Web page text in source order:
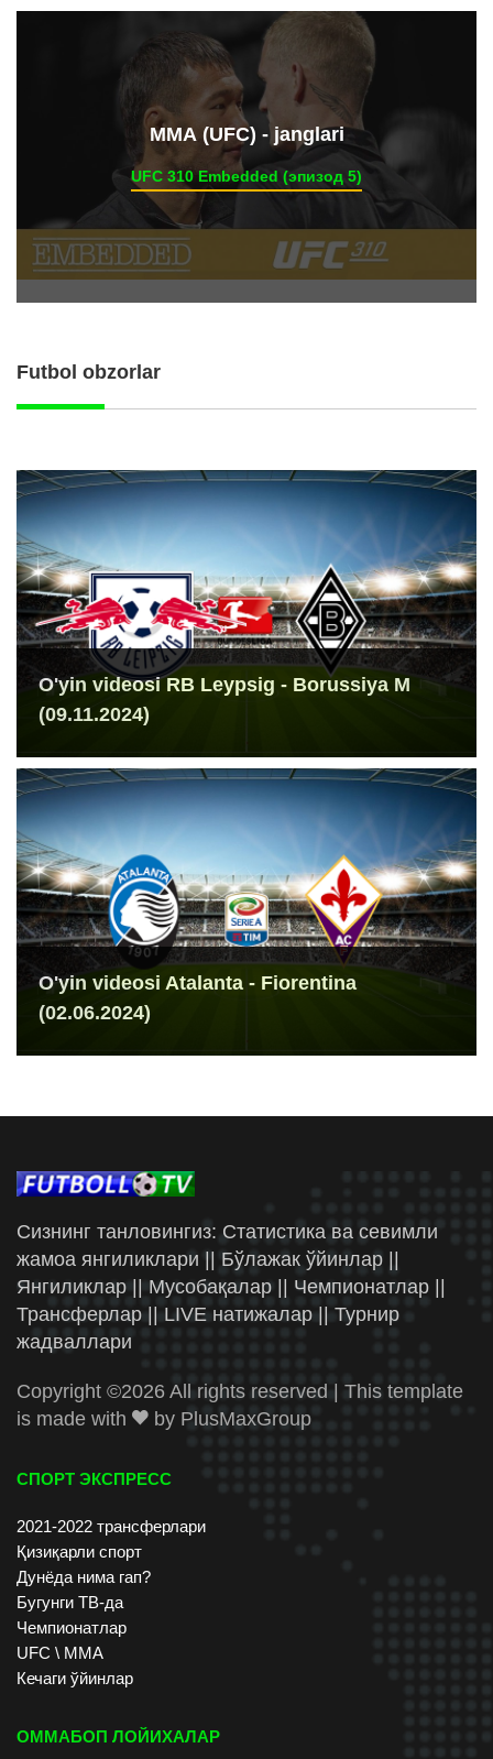
ММА (UFC) - janglari
UFC 310 Embedded (эпизод 5)
Futbol obzorlar
O'yin videosi RB Leypsig - Borussiya M
(09.11.2024)
O'yin videosi Atalanta - Fiorentina
(02.06.2024)
Сизнинг танловингиз: Статистика ва севимли
жамоа янгиликлари || Бўлажак ўйинлар ||
Янгиликлар || Мусобақалар || Чемпионатлар ||
Трансферлар || LIVE натижалар || Турнир
жадваллари
Copyright ©2026 All rights reserved | This template
is made with
by PlusMaxGroup
СПОРТ ЭКСПРЕСС
2021-2022 трансферлари
Қизиқарли спорт
Дунёда нима гап?
Бугунги ТВ-да
Чемпионатлар
UFC \ ММА
Кечаги ўйинлар
ОММАБОП ЛОЙИХАЛАР